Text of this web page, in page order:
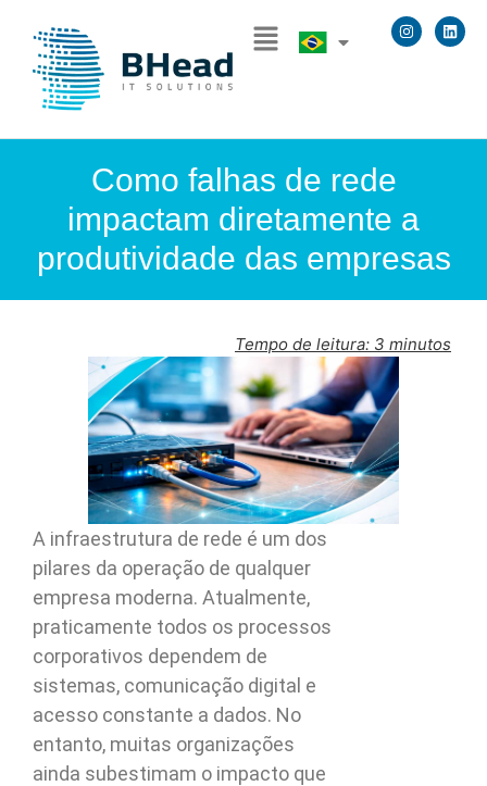
Como falhas de rede
impactam diretamente a
produtividade das empresas
Tempo de leitura: 3 minutos
A infraestrutura de rede é um dos
pilares da operação de qualquer
empresa moderna. Atualmente,
praticamente todos os processos
corporativos dependem de
sistemas, comunicação digital e
acesso constante a dados. No
entanto, muitas organizações
ainda subestimam o impacto que